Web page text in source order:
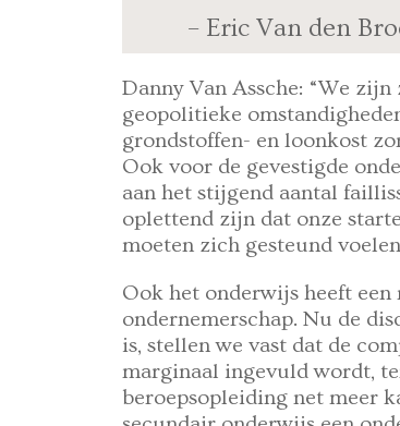
– Eric Van den
Danny Van Assche: “We
geopolitieke
grondstoffen- en loonkost
Ook voor de gevestigde
aan het stijgend aantal
oplettend zijn dat onze
moeten zich gesteund
Ook het onderwijs heeft
ondernemerschap. Nu de
is, stellen we vast dat de
marginaal ingevuld wordt,
beroepsopleiding net meer